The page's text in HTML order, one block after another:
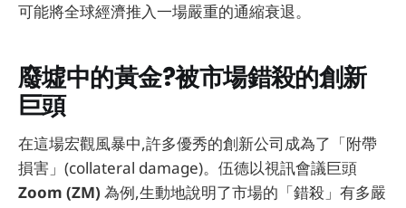
可能將全球經濟推入一場嚴重的通縮衰退。
廢墟中的黃金?被市場錯殺的創新
巨頭
在這場宏觀風暴中,許多優秀的創新公司成為了「附帶
損害」(collateral damage)。伍德以視訊會議巨頭
Zoom (ZM) 為例,生動地說明了市場的「錯殺」有多嚴